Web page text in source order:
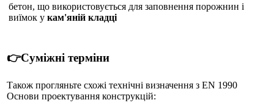
бетон, що використовується для заповнення порожнин і
виїмок у кам'яній кладці
👉Суміжні терміни
Також прогляньте схожі технічні визначення з EN 1990
Основи проектування конструкцій: